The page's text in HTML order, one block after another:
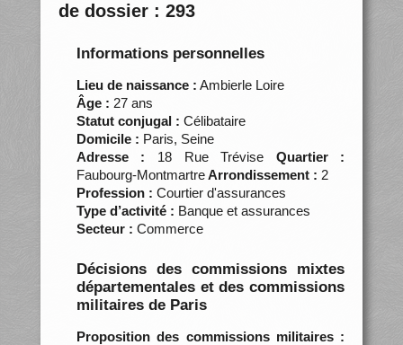
de dossier : 293
Informations personnelles
Lieu de naissance : Ambierle Loire
Âge : 27 ans
Statut conjugal : Célibataire
Domicile : Paris, Seine
Adresse : 18 Rue Trévise Quartier :
Faubourg-MontmartreArrondissement : 2
Profession : Courtier d'assurances
Type d’activité : Banque et assurances
Secteur : Commerce
Décisions des commissions mixtes
départementales et des commissions
militaires de Paris
Proposition des commissions militaires :